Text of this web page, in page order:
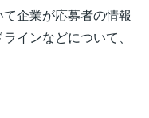
企業が応募者の情報
インなどについて、